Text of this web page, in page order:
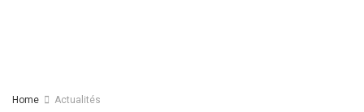
Home Actualités